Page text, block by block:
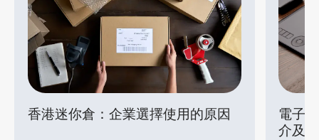
香港迷你倉：企業選擇使用的原因
電子
介及實